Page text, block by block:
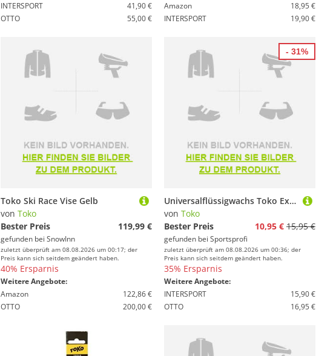
INTERSPORT
41,90 €
OTTO
55,00 €
Amazon
18,95 €
INTERSPORT
19,90 €
Toko Ski Race Vise Gelb
von Toko
Bester Preis
119,99 €
gefunden bei SnowInn
zuletzt überprüft am 08.08.2026 um 00:17; der
Preis kann sich seitdem geändert haben.
40% Ersparnis
Weitere Angebote:
Amazon
122,86 €
OTTO
200,00 €
Universalflüssigwachs Toko Express Pocket 100ml
von Toko
Bester Preis
10,95 € 15,95 €
gefunden bei Sportsprofi
zuletzt überprüft am 08.08.2026 um 00:36; der
Preis kann sich seitdem geändert haben.
35% Ersparnis
Weitere Angebote:
INTERSPORT
15,90 €
OTTO
16,95 €
- 31%